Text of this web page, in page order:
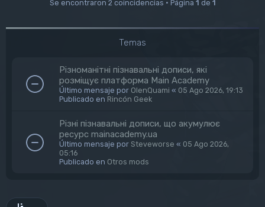
Se encontraron 2 coincidencias • Página 1 de 1
Temas
Різноманітні пізнавальні дописи, які
розміщує платформа Main Academy
Último mensaje por OlenQuami « 05 Ago 2026, 19:13
Publicado en Rincón Geek
Різні пізнавальні дописи, що акумулює
ресурс mainacademy.ua
Último mensaje por Steveworse « 05 Ago 2026,
05:16
Publicado en Otros mods